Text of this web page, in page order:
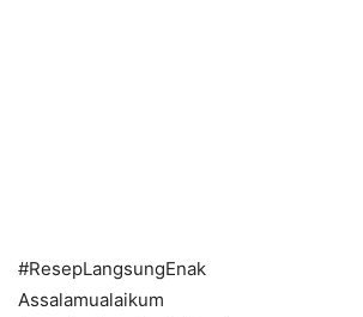
#ResepLangsungEnak
Assalamualaikum